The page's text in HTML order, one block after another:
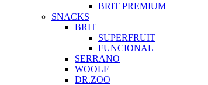
BRIT PREMIUM
SNACKS
BRIT
SUPERFRUIT
FUNCIONAL
SERRANO
WOOLF
DR.ZOO